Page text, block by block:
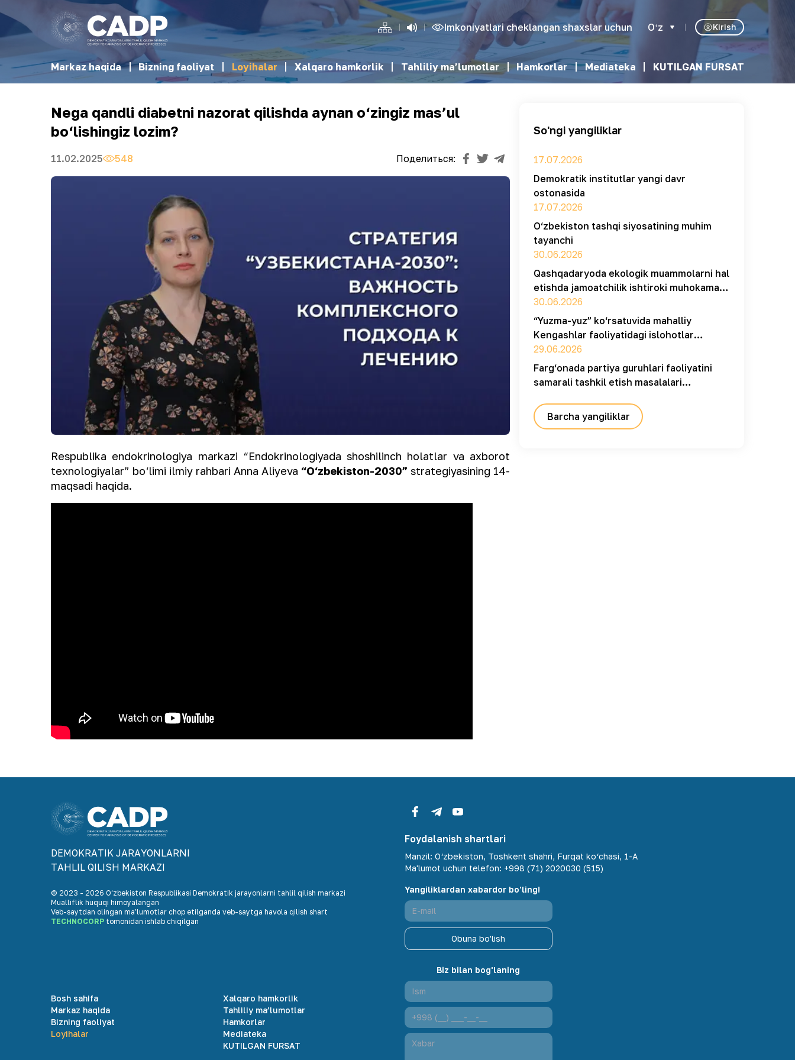
Imkoniyatlari cheklangan shaxslar uchun Oʻz Kirish
Markaz haqida Bizning faoliyat Loyihalar Xalqaro hamkorlik Tahliliy ma’lumotlar Hamkorlar Mediateka KUTILGAN FURSAT
Nega qandli diabetni nazorat qilishda aynan o‘zingiz mas’ul
bo‘lishingiz lozim?
11.02.2025 548 Поделиться:
Respublika endokrinologiya markazi “Endokrinologiyada shoshilinch holatlar va axborot
texnologiyalar” bo‘limi ilmiy rahbari Anna Aliyeva “O‘zbekiston-2030” strategiyasining 14-
maqsadi haqida.
So'ngi yangiliklar
17.07.2026
Demokratik institutlar yangi davr
ostonasida
17.07.2026
O‘zbekiston tashqi siyosatining muhim
tayanchi
30.06.2026
Qashqadaryoda ekologik muammolarni hal
etishda jamoatchilik ishtiroki muhokama
qilindi
30.06.2026
“Yuzma-yuz” ko‘rsatuvida mahalliy
Kengashlar faoliyatidagi islohotlar
muhokama qilindi
29.06.2026
Farg‘onada partiya guruhlari faoliyatini
samarali tashkil etish masalalari
Barcha yangiliklar
DEMOKRАTIK JАRАYONLАRNI
TАHLIL QILISH MАRKАZI
© 2023 - 2026 O‘zbekiston Respublikasi Demokratik jarayonlarni tahlil qilish markazi
Mualliflik huquqi himoyalangan
Veb-saytdan olingan maʼlumotlar chop etilganda veb-saytga havola qilish shart
TECHNOCORP tomonidan ishlab chiqilgan
Foydalanish shartlari
Manzil: O‘zbekiston, Toshkent shahri, Furqat ko‘chasi, 1-A
Ma'lumot uchun telefon: +998 (71) 2020030 (515)
Yangiliklardan xabardor bo'ling!
Obuna bo'lish
Bosh sahifa
Markaz haqida
Bizning faoliyat
Loyihalar
Xalqaro hamkorlik
Tahliliy ma’lumotlar
Hamkorlar
Mediateka
KUTILGAN FURSAT
Biz bilan bog'laning